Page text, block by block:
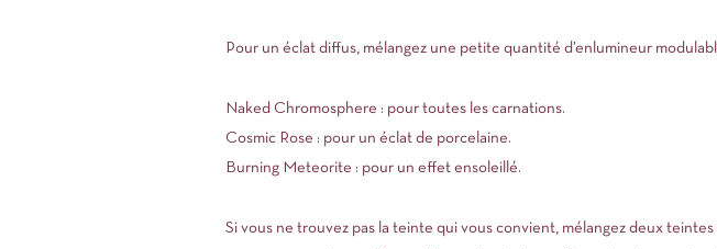
Pour un éclat diffus, mélangez une petite quantité d’enlumineur
Naked Chromosphere : pour toutes les carnations.
Cosmic Rose : pour un éclat de porcelaine.
Burning Meteorite : pour un effet ensoleillé.
Si vous ne trouvez pas la teinte qui vous convient, mélangez deux